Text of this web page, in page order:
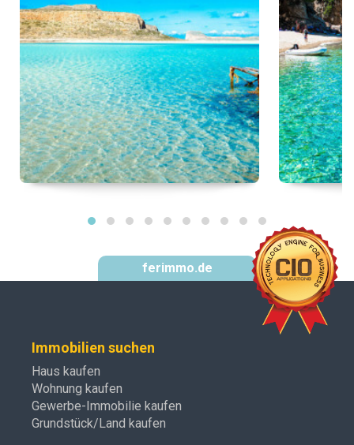
ferimmo.de
Immobilien suchen
Haus kaufen
Wohnung kaufen
Gewerbe-Immobilie kaufen
Grundstück/Land kaufen